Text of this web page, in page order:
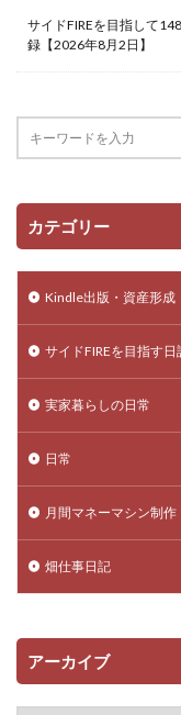
サイドFIREを目指して
録【2026年8月2日】
カテゴリー
Kindle出版・資産形成
サイドFIREを目指す日
実家暮らしの日常
日常
月間マネーマシン制作
畑仕事日記
アーカイブ